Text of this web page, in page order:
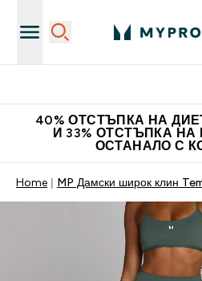
40% ОТСТЪПКА НА
И 33% ОТСТЪПКА
ОСТАНАЛО С
Home MP Дамски широк клин